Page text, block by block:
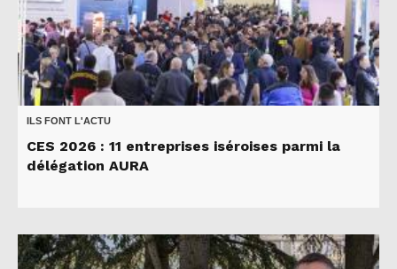
ILS FONT L'ACTU
CES 2026 : 11 entreprises iséroises parmi la
délégation AURA